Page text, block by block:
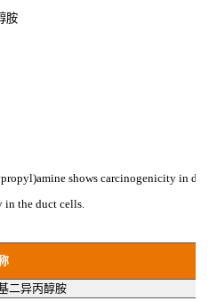
胺
shows carcinogenicity in
the duct cells.
二异丙醇胺